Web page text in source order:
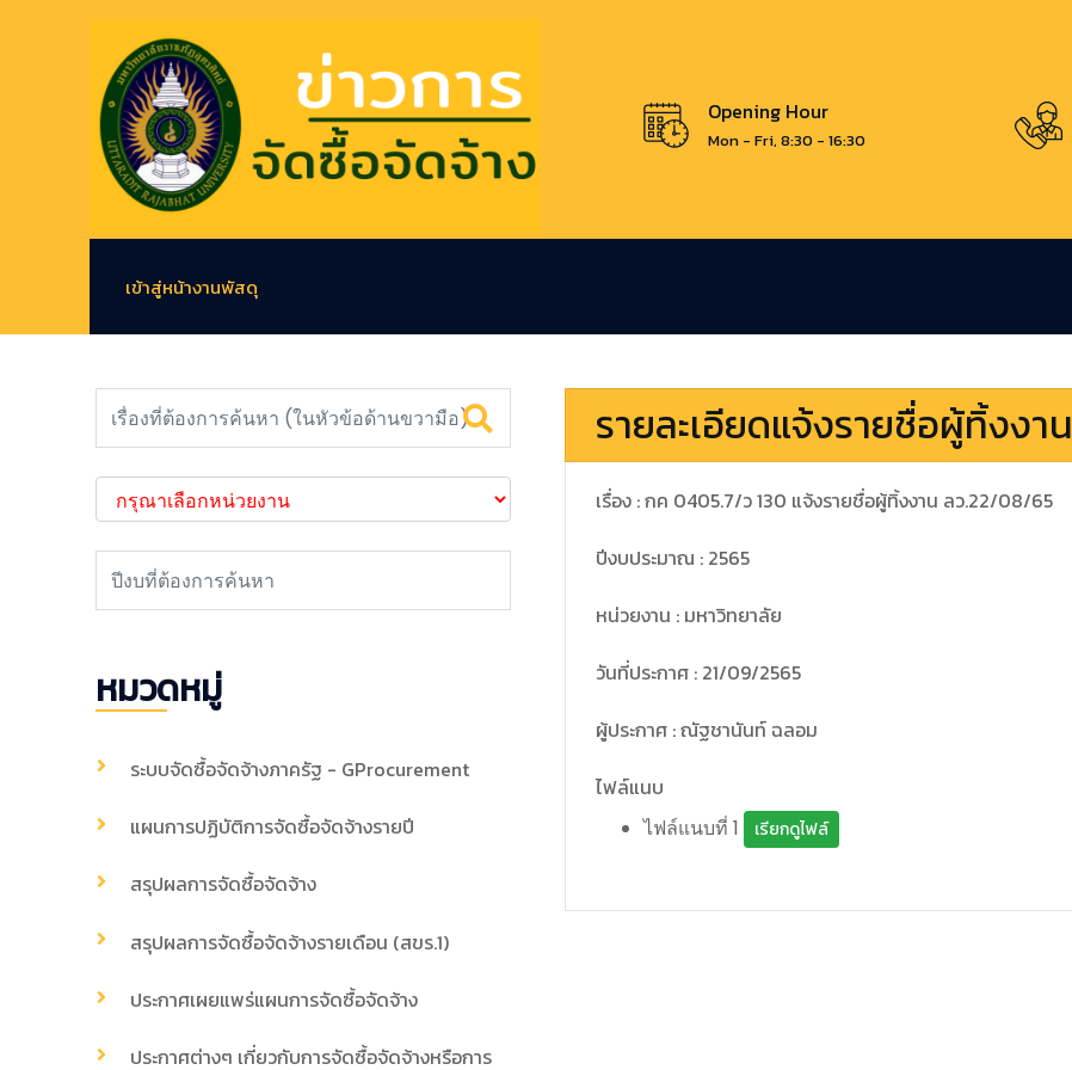
Opening Hour
Mon - Fri, 8:30 - 16:30
เข้าสู่หน้างานพัสดุ
หมวดหมู่
ระบบจัดซื้อจัดจ้างภาครัฐ - GProcurement
แผนการปฏิบัติการจัดซื้อจัดจ้างรายปี
สรุปผลการจัดซื้อจัดจ้าง
สรุปผลการจัดซื้อจัดจ้างรายเดือน (สขร.1)
ประกาศเผยแพร่แผนการจัดซื้อจัดจ้าง
ประกาศต่างๆ เกี่ยวกับการจัดซื้อจัดจ้างหรือการ
รายละเอียดแจ้งรายชื่อผู้ทิ้งงาน
เรื่อง : กค 0405.7/ว 130 แจ้งรายชื่อผู้ทิ้งงาน ลว.22/08/65
ปีงบประมาณ : 2565
หน่วยงาน : มหาวิทยาลัย
วันที่ประกาศ : 21/09/2565
ผู้ประกาศ : ณัฐชานันท์ ฉลอม
ไฟล์แนบ
ไฟล์แนบที่ 1 เรียกดูไฟล์